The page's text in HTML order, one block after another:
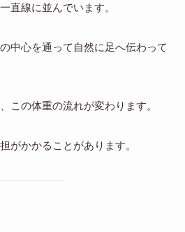
直線に並んでいます。
中心を通って自然に足へ伝わって
この体重の流れが変わります。
がかかることがあります。